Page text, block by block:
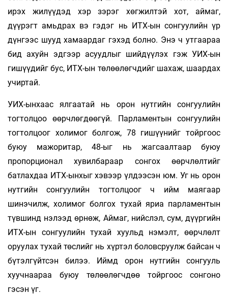
ирэх жилүүдэд хэр зэрэг хөгжилтэй хот, аймаг,
дүүрэгт амьдрах вэ гэдэг нь ИТХ-ын сонгуулийн үр
дүнгээс шууд хамаардаг гэхэд болно. Энэ ч утгаараа
бид ахуйн эдгээр асуудлыг шийдүүлэх гэж УИХ-ын
гишүүдийг бус, ИТХ-ын төлөөлөгчдийг шахаж, шаардах
учиртай.
УИХ-ынхаас ялгаатай нь орон нутгийн сонгуулийн
тогтолцоо өөрчлөгдөөгүй. Парламентын сонгуулийн
тогтолцоог холимог болгож, 78 гишүүнийг тойргоос
буюу мажоритар, 48-ыг нь жагсаалтаар буюу
пропорционал хувилбараар сонгох өөрчлөлтийг
батлахдаа ИТХ-ынхыг хэвээр үлдээсэн юм. Уг нь орон
нутгийн сонгуулийн тогтолцоог ч ийм маягаар
шинэчилж, холимог болгох тухай яриа парламентын
түвшинд нэлээд өрнөж, Аймаг, нийслэл, сум, дүүргийн
ИТХ-ын сонгуулийн тухай хуульд нэмэлт, өөрчлөлт
оруулах тухай төслийг нь хүртэл боловсруулж байсан ч
бүтэлгүйтсэн билээ. Иймд орон нутгийн сонгууль
хуучнаараа буюу төлөөлөгчдөө тойргоос сонгоно
гэсэн үг.